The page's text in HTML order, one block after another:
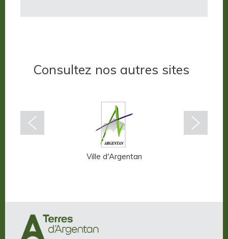
Consultez nos autres sites
Ville d'Argentan